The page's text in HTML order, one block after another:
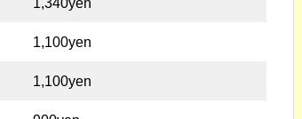
1,340yen
1,100yen
1,100yen